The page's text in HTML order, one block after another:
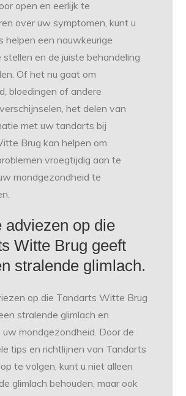
open en eerlijk te
over uw symptomen, kunt u
helpen een nauwkeurige
stellen en de juiste behandeling
Of het nu gaat om
bloedingen of andere
het delen van
met uw tandarts bij
Brug kan helpen om
vroegtijdig aan te
mondgezondheid te
adviezen op die
Witte Brug geeft
stralende glimlach.
op die Tandarts Witte Brug
stralende glimlach en
mondgezondheid. Door de
tips en richtlijnen van Tandarts
te volgen, kunt u niet alleen
glimlach behouden, maar ook